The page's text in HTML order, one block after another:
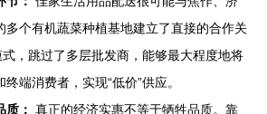
多个有机蔬菜种植基地建立了直接的合作关
式，跳过了多层批发商，能够最大程度地将
端消费者，实现“低价”供应。
质： 真正的经济实惠不等于牺牲品质。靠